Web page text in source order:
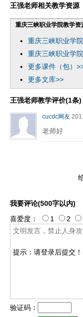
王强老师相关教学资源
重庆三峡职业学院教学资
重庆三峡职业学
重庆三峡职业学
更多课件（包）
更多文库>>
王强老师教学评价(1条)
cucdc网友
老师好
我要评论(500字以内)
提示：请登录后提交！
喜爱度： 1 2
验证码：